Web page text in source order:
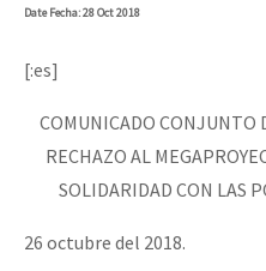
DateFecha: 28 Oct 2018
[:es]
COMUNICADO CONJUNTO
RECHAZO AL
SOLIDARIDAD CON LAS
26 octubre del 2018.